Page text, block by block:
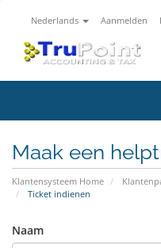
Nederlands Aanmelden
Maak een
Klantensysteem Home
Ticket indienen
Naam